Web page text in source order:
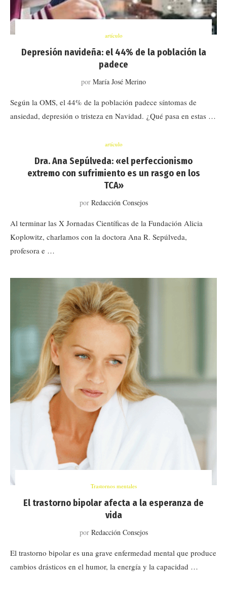
artículo
Depresión navideña: el 44% de la población la
padece
por María José Merino
Según la OMS, el 44% de la población padece síntomas de
ansiedad, depresión o tristeza en Navidad. ¿Qué pasa en estas …
artículo
Dra. Ana Sepúlveda: «el perfeccionismo
extremo con sufrimiento es un rasgo en los
TCA»
por Redacción Consejos
Al terminar las X Jornadas Científicas de la Fundación Alicia
Koplowitz, charlamos con la doctora Ana R. Sepúlveda,
profesora e …
Trastornos mentales
El trastorno bipolar afecta a la esperanza de
vida
por Redacción Consejos
El trastorno bipolar es una grave enfermedad mental que produce
cambios drásticos en el humor, la energía y la capacidad …